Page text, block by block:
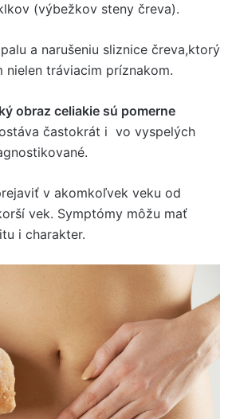
(výbežkov steny čreva).
a narušeniu sliznice čreva,ktorý
nielen tráviacim príznakom.
obraz celiakie sú pomerne
častokrát i vo vyspelých
v akomkoľvek veku od
vek. Symptómy môžu mať
i charakter.